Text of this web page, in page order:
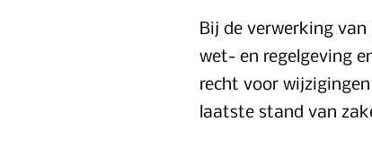
Bij de verwerking van
wet- en regelgeving
recht voor
laatste stand van